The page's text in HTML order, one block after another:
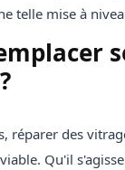
telle mise à
réparer des
Qu'il